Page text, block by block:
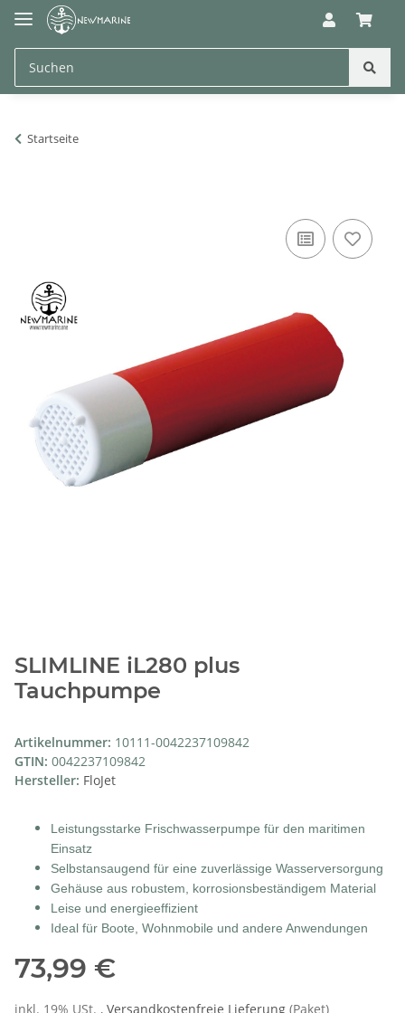
Startseite
SLIMLINE iL280 plus
Tauchpumpe
Artikelnummer: 10111-0042237109842
GTIN: 0042237109842
Hersteller: FloJet
Leistungsstarke Frischwasserpumpe für den maritimen
Einsatz
Selbstansaugend für eine zuverlässige Wasserversorgung
Gehäuse aus robustem, korrosionsbeständigem Material
Leise und energieeffizient
Ideal für Boote, Wohnmobile und andere Anwendungen
73,99 €
inkl. 19% USt. , Versandkostenfreie Lieferung (Paket)